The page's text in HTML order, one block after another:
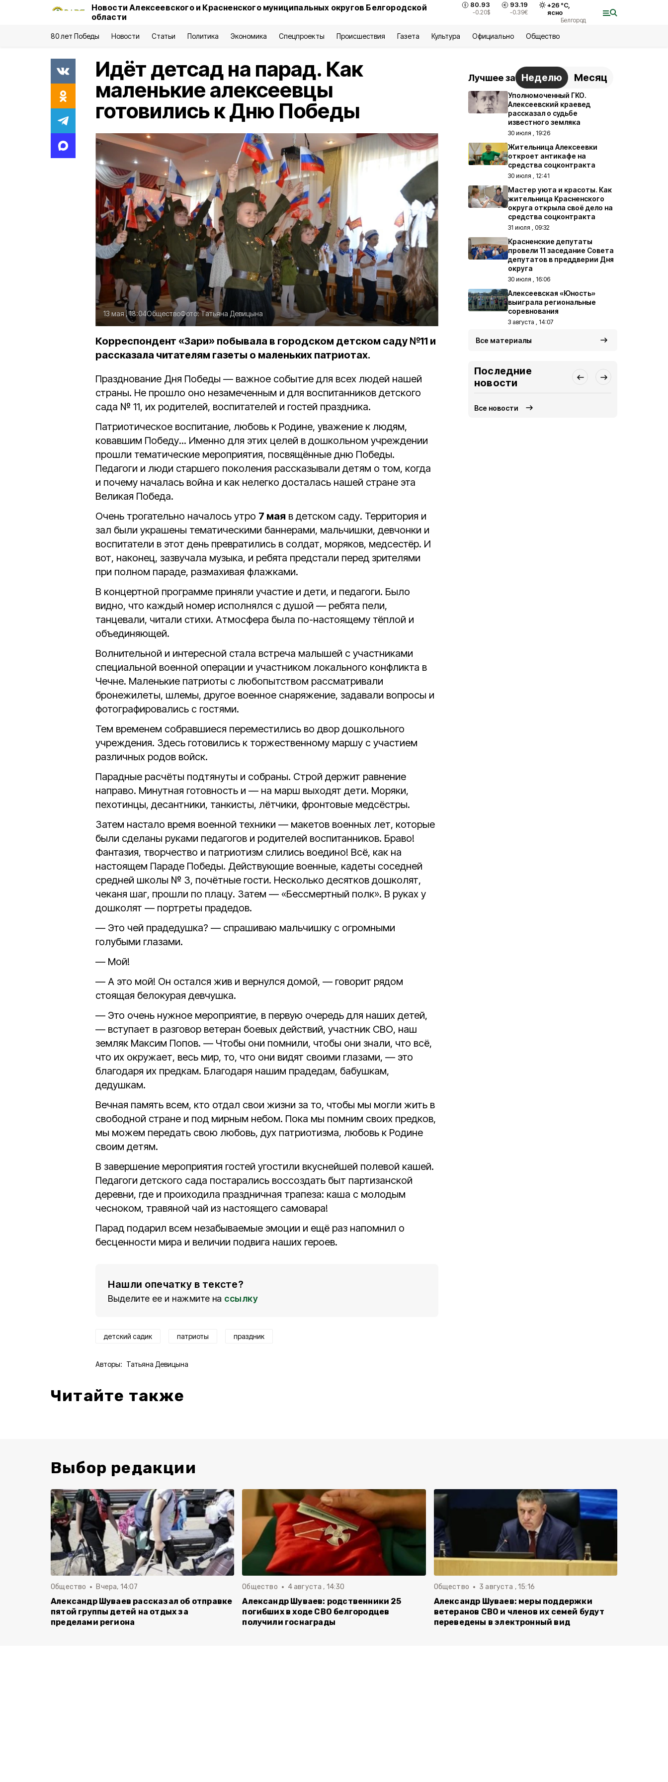
Новости Алексеевского и Красненского муниципальных округов Белгородской
области
80.93
-0.20$
93.19
-0.39€
+26 °С,
ясно
Белгород
80 лет Победы Новости Статьи Политика Экономика Спецпроекты Происшествия Газета Культура Официально Общество
Идёт детсад на парад. Как
маленькие алексеевцы
готовились к Дню Победы
13 мая , 18:04ОбществоФото:Татьяна Девицына
Корреспондент «Зари» побывала в городском детском саду №11 и
рассказала читателям газеты о маленьких патриотах.
Празднование Дня Победы — важное событие для всех людей нашей
страны. Не прошло оно незамеченным и для воспитанников детского
сада № 11, их родителей, воспитателей и гостей праздника.
Патриотическое воспитание, любовь к Родине, уважение к людям,
ковавшим Победу... Именно для этих целей в дошкольном учреждении
прошли тематические мероприятия, посвящённые дню Победы.
Педагоги и люди старшего поколения рассказывали детям о том, когда
и почему началась война и как нелегко досталась нашей стране эта
Великая Победа.
Очень трогательно началось утро 7 мая в детском саду. Территория и
зал были украшены тематическими баннерами, мальчишки, девчонки и
воспитатели в этот день превратились в солдат, моряков, медсестёр. И
вот, наконец, зазвучала музыка, и ребята предстали перед зрителями
при полном параде, размахивая флажками.
В концертной программе приняли участие и дети, и педагоги. Было
видно, что каждый номер исполнялся с душой — ребята пели,
танцевали, читали стихи. Атмосфера была по-настоящему тёплой и
объединяющей.
Волнительной и интересной стала встреча малышей с участниками
специальной военной операции и участником локального конфликта в
Чечне. Маленькие патриоты с любопытством рассматривали
бронежилеты, шлемы, другое военное снаряжение, задавали вопросы и
фотографировались с гостями.
Тем временем собравшиеся переместились во двор дошкольного
учреждения. Здесь готовились к торжественному маршу с участием
различных родов войск.
Парадные расчёты подтянуты и собраны. Строй держит равнение
направо. Минутная готовность и — на марш выходят дети. Моряки,
пехотинцы, десантники, танкисты, лётчики, фронтовые медсёстры.
Затем настало время военной техники — макетов военных лет, которые
были сделаны руками педагогов и родителей воспитанников. Браво!
Фантазия, творчество и патриотизм слились воедино! Всё, как на
настоящем Параде Победы. Действующие военные, кадеты соседней
средней школы № 3, почётные гости. Несколько десятков дошколят,
чеканя шаг, прошли по плацу. Затем — «Бессмертный полк». В руках у
дошколят — портреты прадедов.
— Это чей прадедушка? — спрашиваю мальчишку с огромными
голубыми глазами.
— Мой!
— А это мой! Он остался жив и вернулся домой, — говорит рядом
стоящая белокурая девчушка.
— Это очень нужное мероприятие, в первую очередь для наших детей,
— вступает в разговор ветеран боевых действий, участник СВО, наш
земляк Максим Попов. — Чтобы они помнили, чтобы они знали, что всё,
что их окружает, весь мир, то, что они видят своими глазами, — это
благодаря их предкам. Благодаря нашим прадедам, бабушкам,
дедушкам.
Вечная память всем, кто отдал свои жизни за то, чтобы мы могли жить в
свободной стране и под мирным небом. Пока мы помним своих предков,
мы можем передать свою любовь, дух патриотизма, любовь к Родине
своим детям.
В завершение мероприятия гостей угостили вкуснейшей полевой кашей.
Педагоги детского сада постарались воссоздать быт партизанской
деревни, где и проиходила праздничная трапеза: каша с молодым
чесноком, травяной чай из настоящего самовара!
Парад подарил всем незабываемые эмоции и ещё раз напомнил о
бесценности мира и величии подвига наших героев.
Нашли опечатку в тексте?
Выделите ее и нажмите на ссылку
детский садик патриоты праздник
Авторы: Татьяна Девицына
Читайте также
Лучшее за Неделю Месяц
Уполномоченный ГКО.
Алексеевский краевед
рассказал о судьбе
известного земляка
30 июля , 19:26
Жительница Алексеевки
откроет антикафе на
средства соцконтракта
30 июля , 12:41
Мастер уюта и красоты. Как
жительница Красненского
округа открыла своё дело на
средства соцконтракта
31 июля , 09:32
Красненские депутаты
провели 11 заседание Совета
депутатов в преддверии Дня
округа
30 июля , 16:06
Алексеевская «Юность»
выиграла региональные
соревнования
3 августа , 14:07
Все материалы
Последние
новости
Все новости
Выбор редакции
Общество Вчера, 14:07
Александр Шуваев рассказал об отправке
пятой группы детей на отдых за
пределами региона
Общество 4 августа , 14:30
Александр Шуваев: родственники 25
погибших в ходе СВО белгородцев
получили госнаграды
Общество 3 августа , 15:16
Александр Шуваев: меры поддержки
ветеранов СВО и членов их семей будут
переведены в электронный вид